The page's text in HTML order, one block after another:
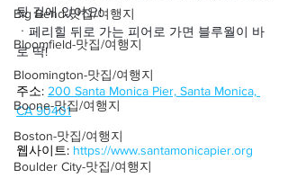
Big Bend-맛집/여행지
Bloomfield-맛집/여행지
Bloomington-맛집/여행지
Boone-맛집/여행지
Boston-맛집/여행지
Boulder City-맛집/여행지
뒷 길에 있어요!
ㆍ 페리힐 뒤로 가는 피어로 가면 블루월이 바
로 딱!
주소: 200 Santa Monica Pier, Santa Monica,
CA 90401
웹사이트: https://www.santamonicapier.org